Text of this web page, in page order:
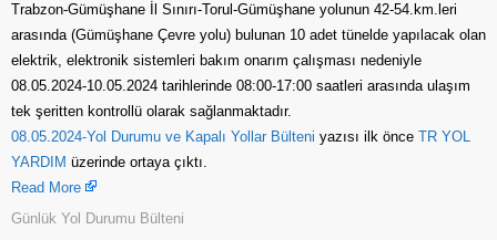
Trabzon-Gümüşhane İl Sınırı-Torul-Gümüşhane yolunun 42-54.km.leri
arasında (Gümüşhane Çevre yolu) bulunan 10 adet tünelde yapılacak olan
elektrik, elektronik sistemleri bakım onarım çalışması nedeniyle
08.05.2024-10.05.2024 tarihlerinde 08:00-17:00 saatleri arasında ulaşım
tek şeritten kontrollü olarak sağlanmaktadır.
08.05.2024-Yol Durumu ve Kapalı Yollar Bülteni yazısı ilk önce TR YOL
YARDIM üzerinde ortaya çıktı.
Read More
Günlük Yol Durumu Bülteni